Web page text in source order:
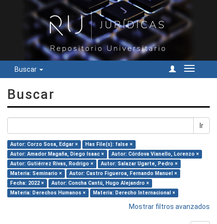
Buscar
Cambiar
Buscar
Ir
Autor: Corzo Sosa, Edgar ×
Has File(s): false ×
Autor: Amador Magaña, Diego Isaac ×
Autor: Córdova Vianello, Lorenzo ×
Autor: Gutiérrez Rivas, Rodrigo ×
Autor: Salazar Ugarte, Pedro ×
Materia: Seminario ×
Autor: Castro Figueroa, Fernando Manuel ×
Fecha: 2022 ×
Autor: Concha Cantú, Hugo Alejandro ×
Materia: Derechos Humanos ×
Materia: Derecho Internacional ×
Mostrar filtros avanzados